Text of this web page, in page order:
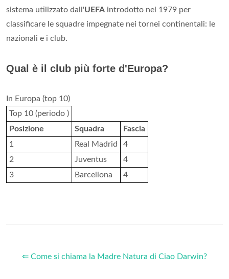
sistema utilizzato dall'UEFA introdotto nel 1979 per
classificare le squadre impegnate nei tornei continentali: le
nazionali e i club.
Qual è il club più forte d'Europa?
In Europa (top 10)
Top 10 (periodo )
Posizione
Squadra
Fascia
1
Real Madrid
4
2
Juventus
4
3
Barcellona 4
⇐ Come si chiama la Madre Natura di Ciao Darwin?